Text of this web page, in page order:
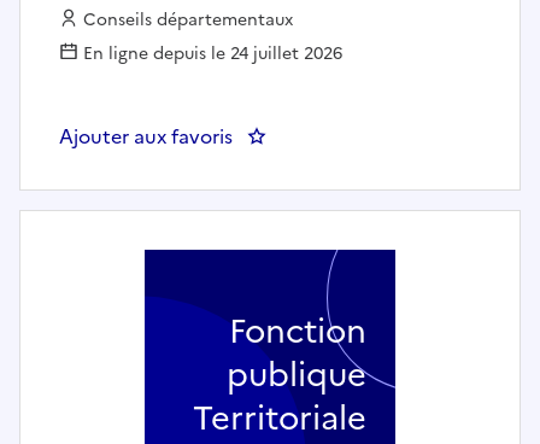
Employeur :
Conseils départementaux
En ligne depuis le 24 juillet 2026
Ajouter aux favoris
Fonction
publique
Territoriale